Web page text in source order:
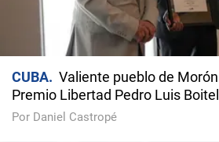
CUBA
Valiente pueblo de
Premio Libertad Pedro Luis
Por Daniel Castropé